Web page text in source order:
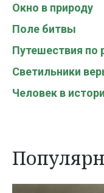
Окно в природу
Поле битвы
Путешествия по
Светильники
Человек в